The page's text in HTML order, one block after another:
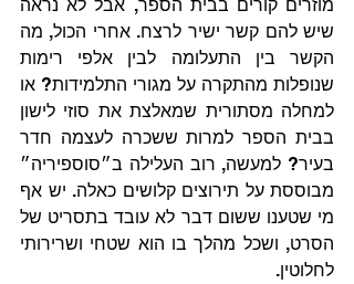
לחלוטין.